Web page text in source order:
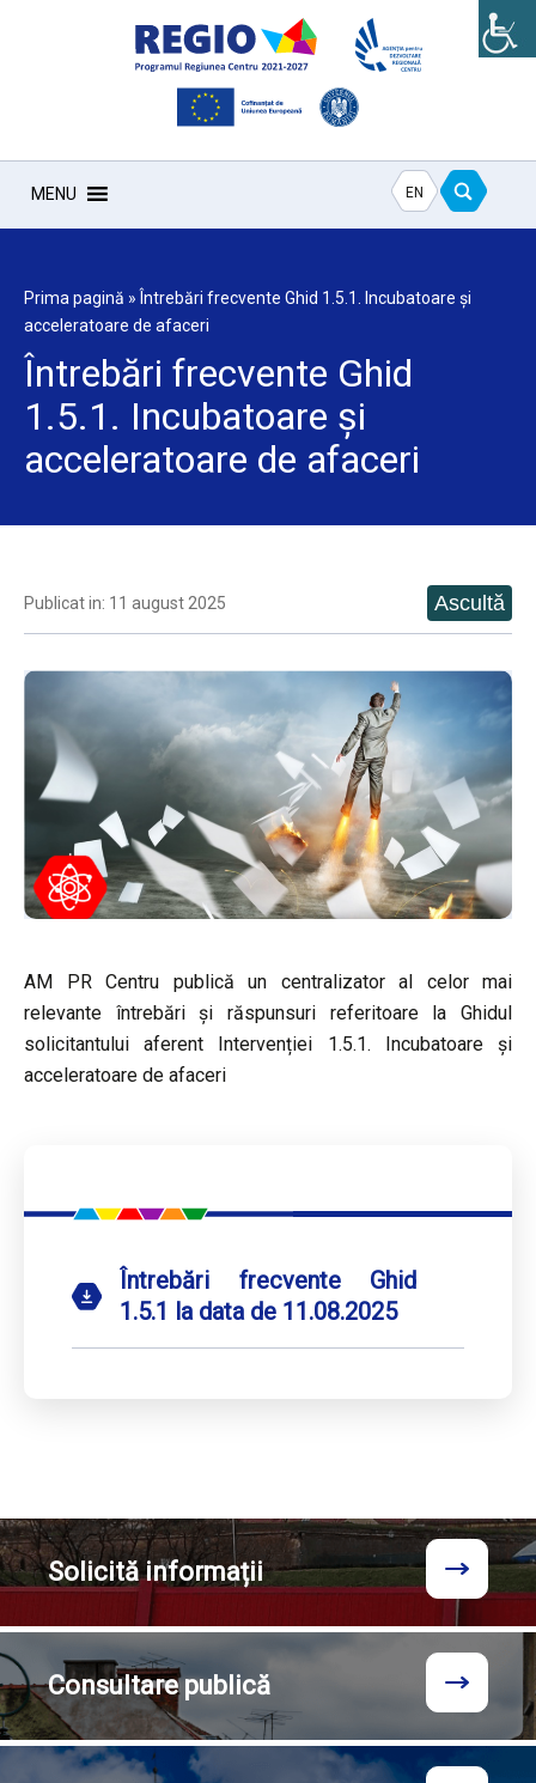
MENU EN
Prima pagină » Întrebări frecvente Ghid 1.5.1. Incubatoare și
acceleratoare de afaceri
Întrebări frecvente Ghid
1.5.1. Incubatoare și
acceleratoare de afaceri
Publicat in: 11 august 2025
AM PR Centru publică un centralizator al celor mai
relevante întrebări și răspunsuri referitoare la Ghidul
solicitantului aferent Intervenției 1.5.1. Incubatoare și
acceleratoare de afaceri
Întrebări frecvente Ghid
1.5.1 la data de 11.08.2025
Solicităinformații
Consultarepublică